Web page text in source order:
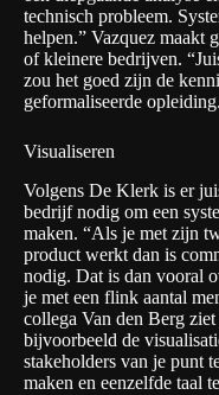
technisch probleem.
helpen.” Vazquez maakt
of kleinere bedrijven.
zou het goed zijn de
geformaliseerde
Visualiseren
Volgens De Klerk is er
bedrijf nodig om een
maken. “Als je met zijn
product werkt dan is
nodig. Dat is dan vooral
je met een flink aantal
collega Van den Berg
bijvoorbeeld de
stakeholders van je punt
maken en eenzelfde taal